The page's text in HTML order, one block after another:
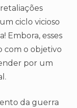
ciclo vicioso
Embora, esses
com o objetivo
por um
da guerra